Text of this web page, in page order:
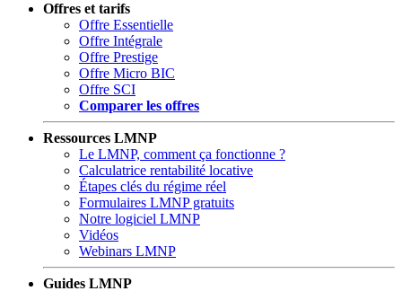
Offres et tarifs
Offre Essentielle
Offre Intégrale
Offre Prestige
Offre Micro BIC
Offre SCI
Comparer les offres
Ressources LMNP
Le LMNP, comment ça fonctionne ?
Calculatrice rentabilité locative
Étapes clés du régime réel
Formulaires LMNP gratuits
Notre logiciel LMNP
Vidéos
Webinars LMNP
Guides LMNP